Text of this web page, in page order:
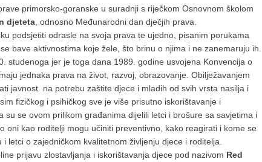
primorsko-goranske u suradnji s riječkom Osnovnom školom
djeteta , odnosno Međunarodni dan dječjih prava.
podsjetiti odrasle na svoja prava te ujedno, pisanim porukama
bave aktivnostima koje žele, što brinu o njima i ne zanemaruju ih.
studenoga jer je toga dana 1989. godine usvojena Konvencija o
jednaka prava na život, razvoj, obrazovanje. Obilježavanjem
javnost na potrebu zaštite djece i mladih od svih vrsta nasilja i
fizičkog i psihičkog sve je više prisutno iskorištavanje i
se ovom prilikom građanima dijelili letci i brošure sa savjetima i
oni kao roditelji mogu učiniti preventivno, kako reagirati i kome se
i letci o zajedničkom kvalitetnom življenju djece i roditelja.
prijavu zlostavljanja i iskorištavanja djece pod nazivom Red